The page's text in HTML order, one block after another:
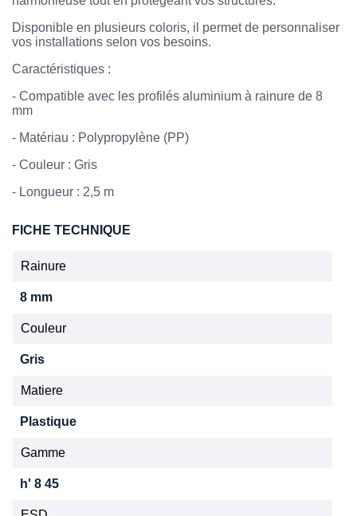
Disponible en plusieurs coloris, il permet de personnaliser
vos installations selon vos besoins.
Caractéristiques :
- Compatible avec les profilés aluminium à rainure de 8
mm
- Matériau : Polypropylène (PP)
- Couleur : Gris
- Longueur : 2,5 m
FICHE TECHNIQUE
Rainure
8 mm
Couleur
Gris
Matiere
Plastique
Gamme
h' 8 45